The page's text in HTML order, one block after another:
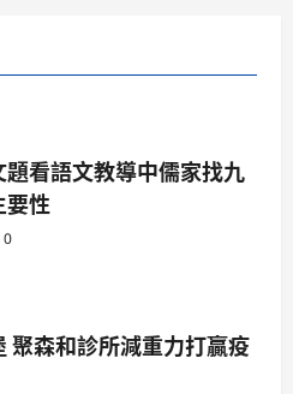
題看語文教導中儒家找九
要性
0
聚森和診所減重力打贏疫